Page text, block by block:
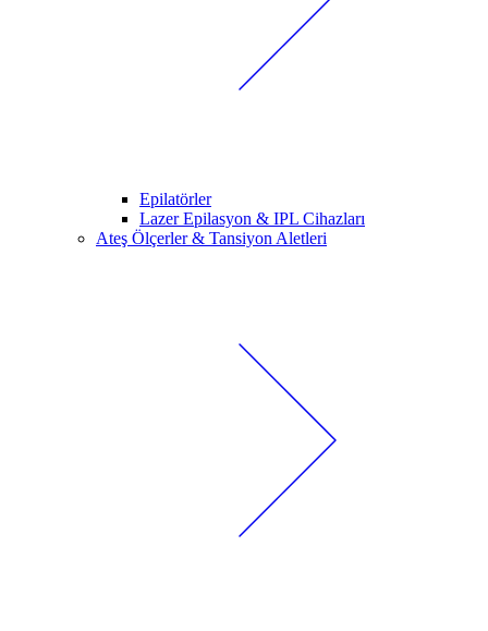
Epilatörler
Lazer Epilasyon & IPL Cihazları
Ateş Ölçerler & Tansiyon Aletleri